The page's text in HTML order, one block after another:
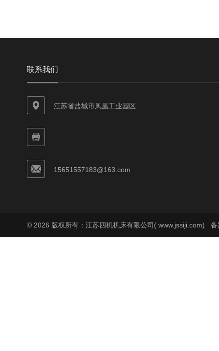
联系我们
江苏省盐城市凤凰工业园区
15651557183@163.com
© 2026 版权所有：江苏四机机床有限公司( www.jssiji.com) 备